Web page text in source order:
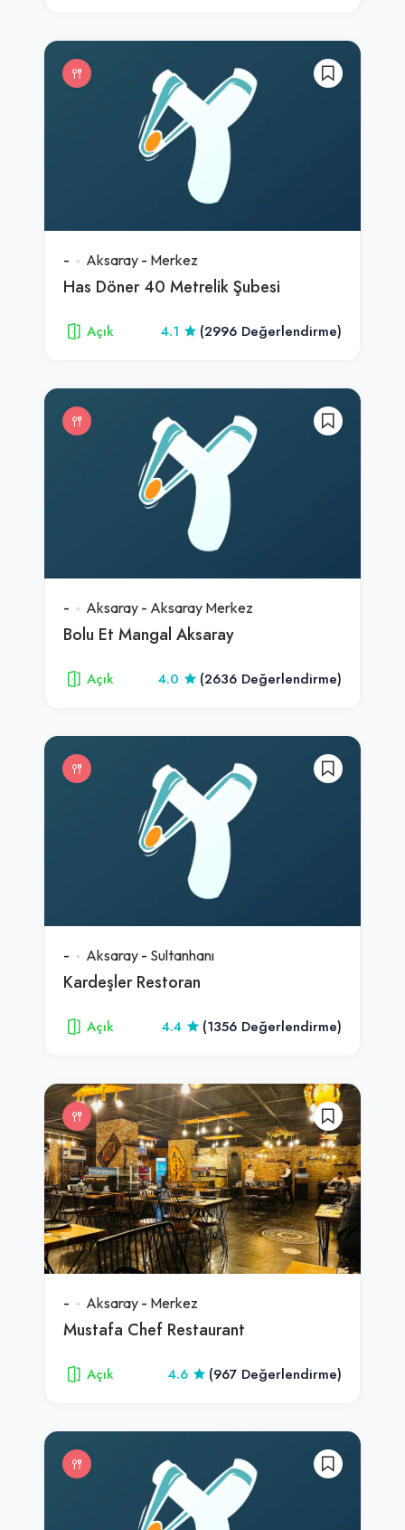
- Aksaray - Merkez
Has Döner 40 Metrelik Şubesi
Açık 4.1 (2996 Değerlendirme)
- Aksaray - Aksaray Merkez
Bolu Et Mangal Aksaray
Açık 4.0 (2636 Değerlendirme)
- Aksaray - Sultanhanı
Kardeşler Restoran
Açık 4.4 (1356 Değerlendirme)
- Aksaray - Merkez
Mustafa Chef Restaurant
Açık 4.6 (967 Değerlendirme)